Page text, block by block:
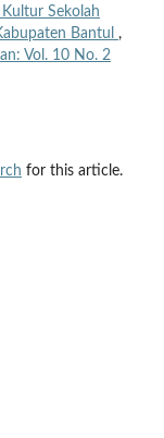
Sekolah
Bantul ,
Vol. 10 No. 2
for this article.